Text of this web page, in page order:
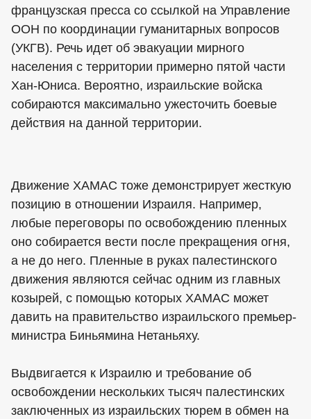
французская пресса со ссылкой на Управление
ООН по координации гуманитарных вопросов
(УКГВ). Речь идет об эвакуации мирного
населения с территории примерно пятой части
Хан-Юниса. Вероятно, израильские войска
собираются максимально ужесточить боевые
действия на данной территории.
Движение ХАМАС тоже демонстрирует жесткую
позицию в отношении Израиля. Например,
любые переговоры по освобождению пленных
оно собирается вести после прекращения огня,
а не до него. Пленные в руках палестинского
движения являются сейчас одним из главных
козырей, с помощью которых ХАМАС может
давить на правительство израильского премьер-
министра Биньямина Нетаньяху.
Выдвигается к Израилю и требование об
освобождении нескольких тысяч палестинских
заключенных из израильских тюрем в обмен на